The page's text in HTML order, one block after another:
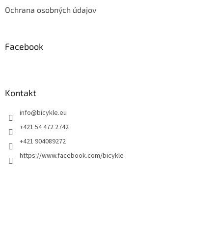
Ochrana osobných údajov
Facebook
Kontakt
info@bicykle.eu
+421 54 472 2742
+421 904089272
https://www.facebook.com/bicykle